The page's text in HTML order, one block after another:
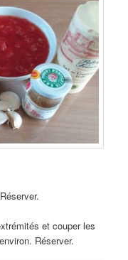
et couper les
Réserver.